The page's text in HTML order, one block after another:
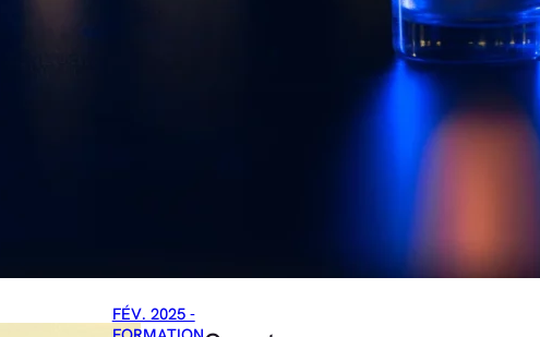
FÉV. 2025 -